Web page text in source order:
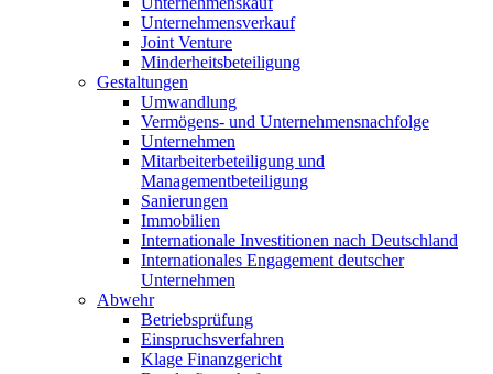
Unternehmensverkauf
Joint Venture
Minderheitsbeteiligung
Gestaltungen
Umwandlung
Vermögens- und Unternehmensnachfolge
Unternehmen
Mitarbeiterbeteiligung und
Managementbeteiligung
Sanierungen
Immobilien
Internationale Investitionen nach Deutschland
Internationales Engagement deutscher
Unternehmen
Abwehr
Betriebsprüfung
Einspruchsverfahren
Klage Finanzgericht